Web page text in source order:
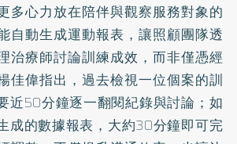
多心力放在陪伴與觀察服務對象的
自動生成運動報表，讓照顧團隊透
治療師討論訓練成效，而非僅憑經
佳偉指出，過去檢視一位個案的訓
近50分鐘逐一翻閱紀錄與討論；如
成的數據報表，大約30分鐘即可完